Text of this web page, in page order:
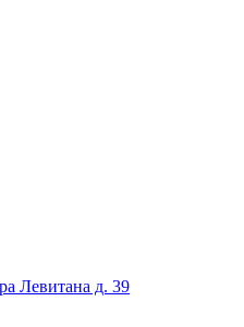
Левитана д. 39